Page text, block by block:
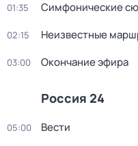
01:35 Симфонические
02:15 Неизвестные
03:00 Окончание эфира
Россия 24
05:00 Вести